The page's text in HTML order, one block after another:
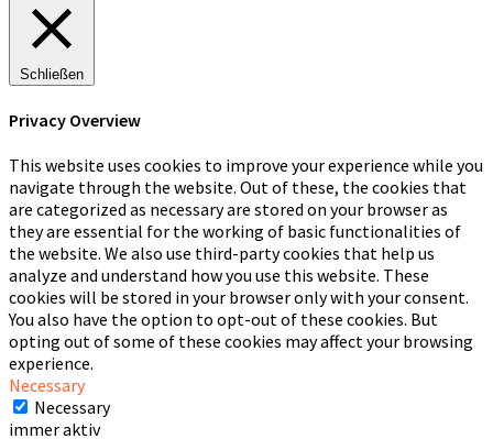
Schließen
Privacy Overview
This website uses cookies to improve your experience while you
navigate through the website. Out of these, the cookies that
are categorized as necessary are stored on your browser as
they are essential for the working of basic functionalities of
the website. We also use third-party cookies that help us
analyze and understand how you use this website. These
cookies will be stored in your browser only with your consent.
You also have the option to opt-out of these cookies. But
opting out of some of these cookies may affect your browsing
experience.
Necessary
Necessary
immer aktiv